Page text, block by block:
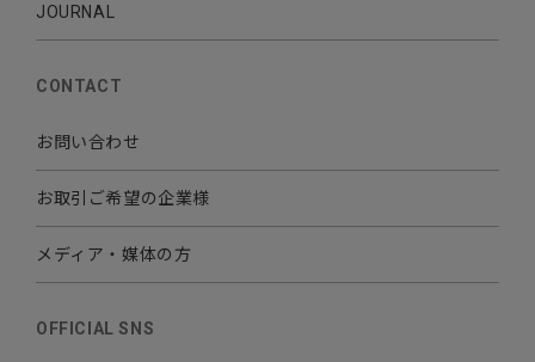
- 軟骨伝導式集音器
- OEM・ODM 開発
JOURNAL
CONTACT
お問い合わせ
お取引ご希望の企業様
メディア・媒体の方
OFFICIAL SNS